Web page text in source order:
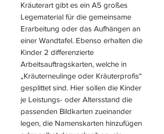
Kräuterart gibt es ein A5 großes
Legematerial für die gemeinsame
Erarbeitung oder das Aufhängen an
einer Wandtafel. Ebenso erhalten die
Kinder 2 differenzierte
Arbeitsauftragskarten, welche in
„Kräuterneulinge oder Kräuterprofis“
gesplittet sind. Hier sollen die Kinder
je Leistungs- oder Altersstand die
passenden Bildkarten zueinander
legen, die Namenskarten hinzufügen